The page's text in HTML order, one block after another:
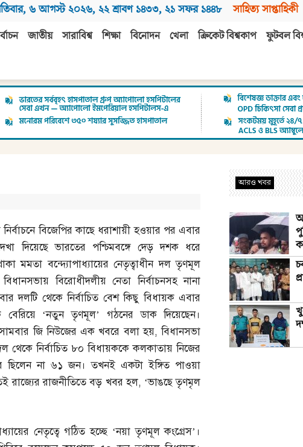
, ৬ আগস্ট ২০২৬, ২২ শ্রাবণ ১৪৩৩, ২১ সফর ১৪৪৮ সাহিত্য সাপ্তাহিকী
জাতীয় সারাবিশ্ব শিক্ষা বিনোদন খেলা ক্রিকেট বিশ্বকাপ ফুটবল
নির্বাচনে বিজেপির কাছে ধরাশায়ী হওয়ার পর এবার
দিয়েছে ভারতের পশ্চিমবঙ্গে দেড় দশক ধরে
মমতা বন্দ্যোপাধ্যায়ের নেতৃত্বাধীন দল তৃণমূল
বিধানসভায় বিরোধীদলীয় নেতা নির্বাচনসহ নানা
দলটি থেকে নির্বাচিত বেশ কিছু বিধায়ক এবার
‘নতুন তৃণমূল’ গঠনের ডাক দিয়েছেন।
জি নিউজের এক খবরে বলা হয়,বিধানসভা
দল থেকে নির্বাচিত ৮০ বিধায়ককে কলকাতায় নিজের
ছিলেন না ৬১ জন। তখনই একটা ইঙ্গিত পাওয়া
রাজ্যের রাজনীতিতে বড় খবর হল, ‘ভাঙছে তৃণমৃল
নেতৃত্বে গঠিত হচ্ছে ‘নয়া তৃণমূল কংগ্রেস’।
আরও খবর